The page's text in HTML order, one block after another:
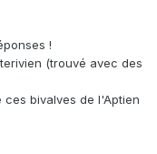
!
(trouvé avec des
bivalves de l'Aptien